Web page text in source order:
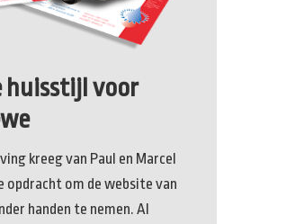
huisstijl voor
kreeg van Paul en Marcel
opdracht om de website van
handen te nemen. Al